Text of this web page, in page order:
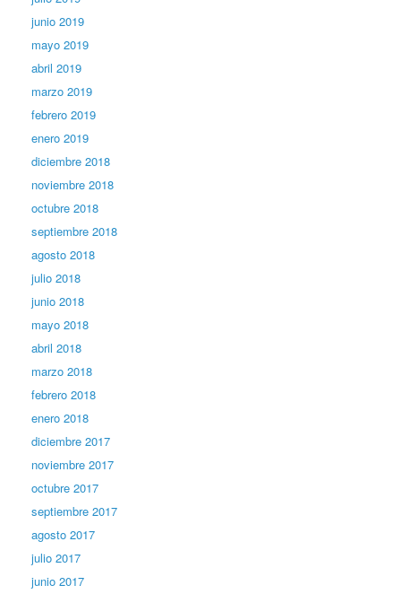
junio 2019
mayo 2019
abril 2019
marzo 2019
febrero 2019
enero 2019
diciembre 2018
noviembre 2018
octubre 2018
septiembre 2018
agosto 2018
julio 2018
junio 2018
mayo 2018
abril 2018
marzo 2018
febrero 2018
enero 2018
diciembre 2017
noviembre 2017
octubre 2017
septiembre 2017
agosto 2017
julio 2017
junio 2017